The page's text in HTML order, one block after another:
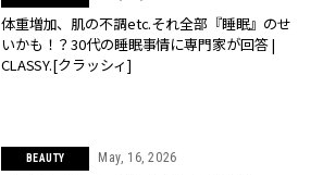
体重増加、肌の不調etc.それ全部『睡眠』のせ
いかも！？30代の睡眠事情に専門家が回答 |
CLASSY.[クラッシィ]
BEAUTY May, 16, 2026